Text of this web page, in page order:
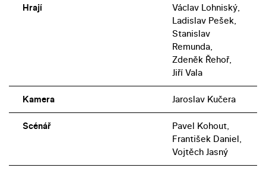
Hrají
Václav Lohniský,
Ladislav Pešek,
Stanislav
Remunda,
Zdeněk Řehoř,
Jiří Vala
Kamera Jaroslav Kučera
Scénář
Pavel Kohout,
František Daniel,
Vojtěch Jasný